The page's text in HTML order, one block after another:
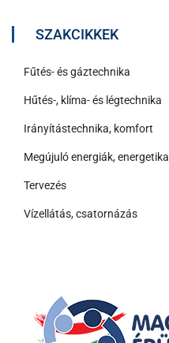
SZAKCIKKEK
Fűtés- és gáztechnika
Hűtés-, klíma- és légtechnika
Irányítástechnika, komfort
Megújuló energiák, energetika
Tervezés
Vízellátás, csatornázás